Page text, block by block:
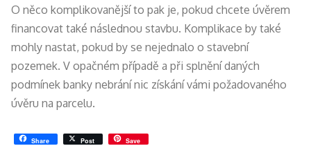
O něco komplikovanější to pak je, pokud chcete úvěrem
financovat také následnou stavbu. Komplikace by také
mohly nastat, pokud by se nejednalo o stavební
pozemek. V opačném případě a při splnění daných
podmínek banky nebrání nic získání vámi požadovaného
úvěru na parcelu.
Share Post Save